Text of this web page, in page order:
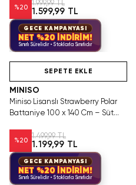
%20
1.999,99 TL
1.599,99 TL
GECE KAMPANYASI
NET %20 İNDİRİM!
Sınırlı Sürelidir • Stoklarla Sınırlıdır
SEPETE EKLE
MINISO
Miniso Lisanslı Strawberry Polar
Battaniye 100 x 140 Cm – Süt
%20
1.499,99 TL
1.199,99 TL
GECE KAMPANYASI
NET %20 İNDİRİM!
Sınırlı Sürelidir • Stoklarla Sınırlıdır